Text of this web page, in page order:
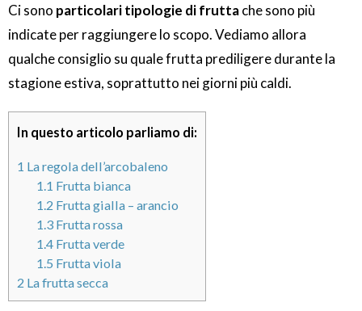
Ci sono particolari tipologie di fruttache sono più
indicate per raggiungere lo scopo. Vediamo allora
qualche consiglio su quale frutta prediligere durante la
stagione estiva, soprattutto nei giorni più caldi.
In questo articolo parliamo di:
1 La regola dell’arcobaleno
1.1 Frutta bianca
1.2 Frutta gialla – arancio
1.3 Frutta rossa
1.4 Frutta verde
1.5 Frutta viola
2 La frutta secca